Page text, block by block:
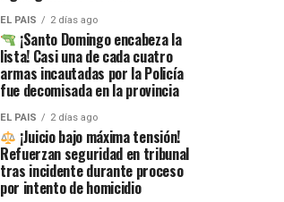
EL PAIS 2 días ago
¡Santo Domingo encabeza la
lista! Casi una de cada cuatro
armas incautadas por la Policía
fue decomisada en la provincia
EL PAIS 2 días ago
¡Juicio bajo máxima tensión!
Refuerzan seguridad en tribunal
tras incidente durante proceso
por intento de homicidio